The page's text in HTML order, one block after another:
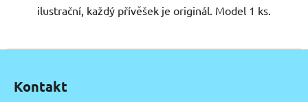
ilustrační, každý přívěšek je originál. Model 1 ks.
Kontakt